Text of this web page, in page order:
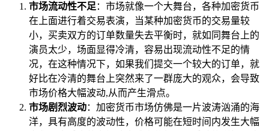
市场流动性不足 ：市场就像一个大舞台，各种加密货币
在上面进行着交易表演，当某种加密货币的交易量较
小，买卖双方的订单数量失去平衡时，就如同舞台上的
演员太少，场面显得冷清，容易出现流动性不足的情
况，在这种情况下，如果我们提交一个较大的订单，就
好比在冷清的舞台上突然来了一群庞大的观众，会导致
市场价格大幅波动,从而产生滑点。
市场剧烈波动：加密货币市场仿佛是一片波涛汹涌的海
洋，具有高度的波动性，价格可能在短时间内发生大幅